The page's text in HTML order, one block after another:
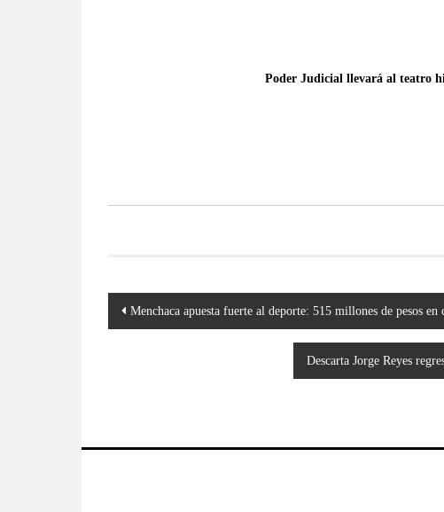
Poder Judicial llevará al teatro
Navegación
de
Menchaca apuesta fuerte al deporte: 515 millones de pesos en
Descarta Jorge Reyes